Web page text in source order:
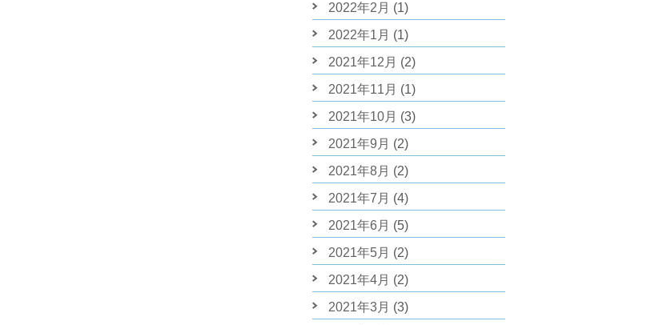
2022年2月 (1)
2022年1月 (1)
2021年12月 (2)
2021年11月 (1)
2021年10月 (3)
2021年9月 (2)
2021年8月 (2)
2021年7月 (4)
2021年6月 (5)
2021年5月 (2)
2021年4月 (2)
2021年3月 (3)